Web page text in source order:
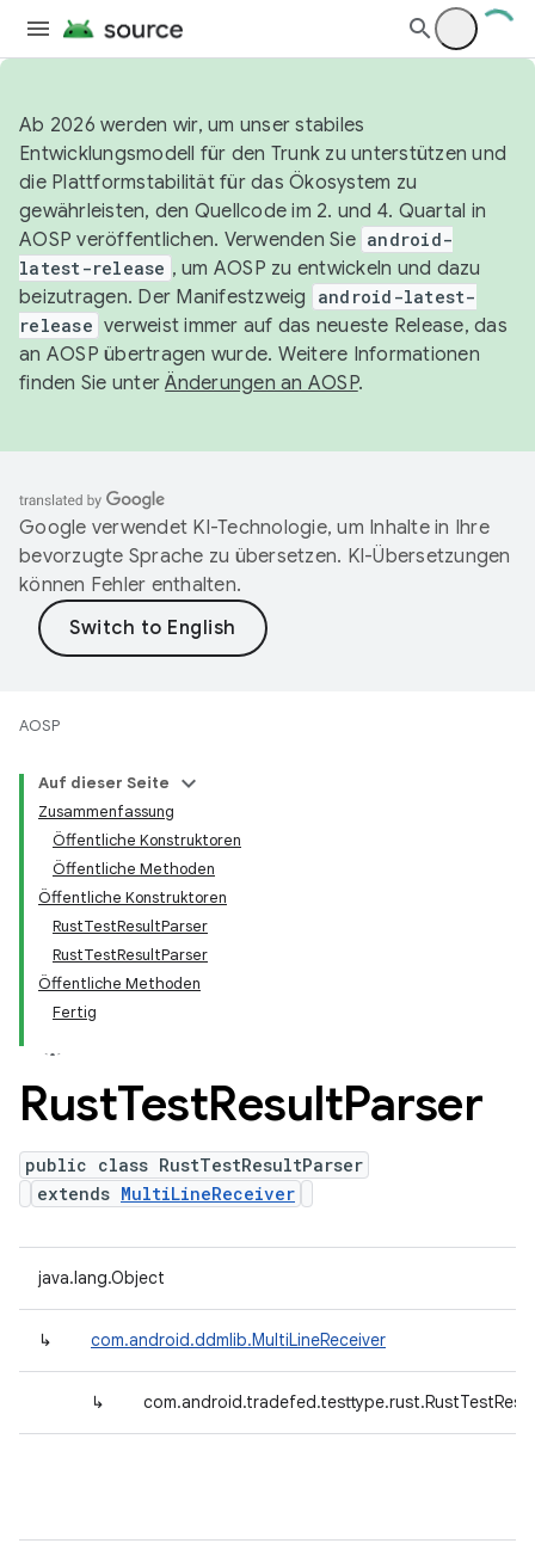
Ab 2026 werden wir, um unser stabiles
Entwicklungsmodell für den Trunk zu unterstützen und
die Plattformstabilität für das Ökosystem zu
gewährleisten, den Quellcode im 2. und 4. Quartal in
AOSP veröffentlichen. Verwenden Sie android-
latest-release , um AOSP zu entwickeln und dazu
beizutragen. Der Manifestzweig
android-latest-
release verweist immer auf das neueste Release, das
an AOSP übertragen wurde. Weitere Informationen
finden Sie unterÄnderungen an AOSP.
Google verwendet KI-Technologie, um Inhalte in Ihre
bevorzugte Sprache zu übersetzen. KI-Übersetzungen
können Fehler enthalten.
AOSP
Auf dieser Seite
Zusammenfassung
Öffentliche Konstruktoren
Öffentliche Methoden
Öffentliche Konstruktoren
RustTestResultParser
RustTestResultParser
Öffentliche Methoden
Fertig
RustTestResultParser
public class RustTestResultParser
extends MultiLineReceiver
java.lang.Object
↳ com.android.ddmlib.MultiLineReceiver
↳